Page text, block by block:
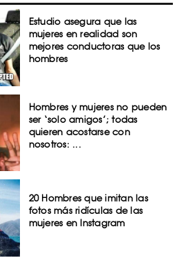
Estudio asegura que las
mujeres en realidad son
mejores conductoras que los
hombres
Hombres y mujeres no pueden
ser ‘solo amigos’; todas
quieren acostarse con
nosotros: ...
20 Hombres que imitan las
fotos más ridículas de las
mujeres en Instagram